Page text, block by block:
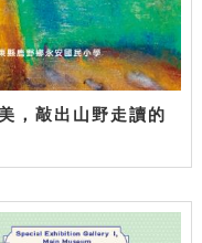
，敲出山野走讀的